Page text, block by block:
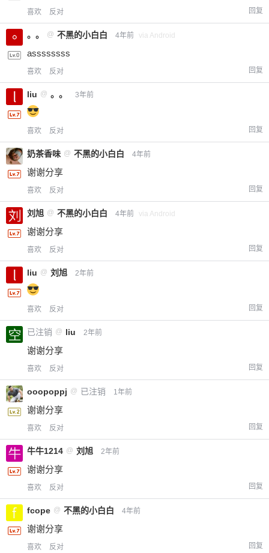
喜欢 反对 回复
。。 @ 不黑的小白白 4年前 via Android
assssssss
喜欢 反对 回复
liu @ 。。 3年前
喜欢 反对 回复
奶茶香味 @ 不黑的小白白 4年前
谢谢分享
喜欢 反对 回复
刘旭 @ 不黑的小白白 4年前 via Android
谢谢分享
喜欢 反对 回复
liu @ 刘旭 2年前
喜欢 反对 回复
已注销 @ liu 2年前
谢谢分享
喜欢 反对 回复
ooopoppj @ 已注销 1年前
谢谢分享
喜欢 反对 回复
牛牛1214 @ 刘旭 2年前
谢谢分享
喜欢 反对 回复
fcope @ 不黑的小白白 4年前
谢谢分享
喜欢 反对 回复